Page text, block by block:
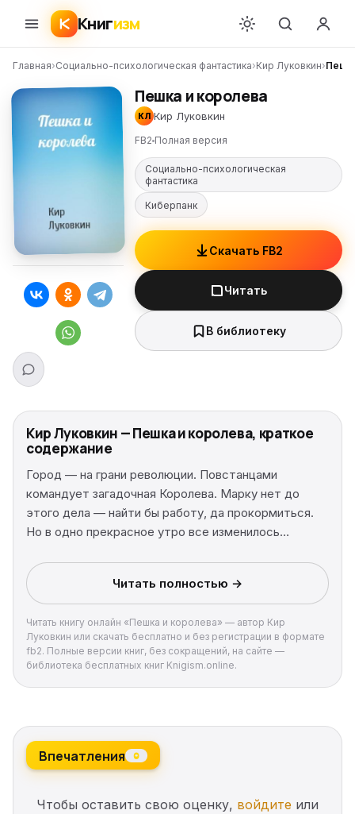
Книгизм
Главная›Социально-психологическая фантастика›Кир Луковкин›
Пешка и королева
КЛ Кир Луковкин
FB2 Полная версия
Социально-психологическая
фантастика
Киберпанк
Скачать FB2
Читать
В библиотеку
Кир Луковкин — Пешка и королева, краткое
содержание
Город — на грани революции. Повстанцами
командует загадочная Королева. Марку нет до
этого дела — найти бы работу, да прокормиться.
Но в одно прекрасное утро все изменилось…
Читать полностью →
Читать книгу онлайн «Пешка и королева» — автор Кир
Луковкин или скачать бесплатно и без регистрации в формате
fb2. Полные версии книг, без сокращений, на сайте —
библиотека бесплатных книг Knigism.online.
Впечатления 0
Чтобы оставить свою оценку, войдите или